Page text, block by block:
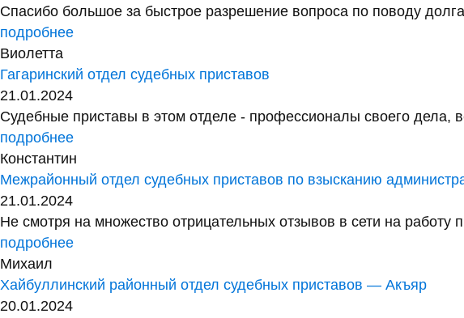
Спасибо большое за быстрое разрешение вопроса по поводу
подробнее
Виолетта
Гагаринский отдел судебных приставов
21.01.2024
Судебные приставы в этом отделе - профессионалы своего дела,
подробнее
Константин
Межрайонный отдел судебных приставов по взысканию
21.01.2024
Не смотря на множество отрицательных отзывов в сети на работу
подробнее
Михаил
Хайбуллинский районный отдел судебных приставов — Акъяр
20.01.2024